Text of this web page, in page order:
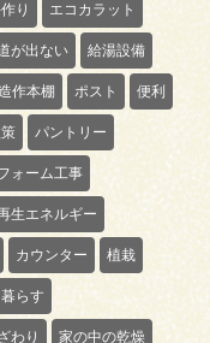
り エコカラット
が出ない 給湯設備
作本棚 ポスト 便利
パントリー
ォーム工事
生エネルギー
カウンター 植栽
らす
わり 家の中の乾燥